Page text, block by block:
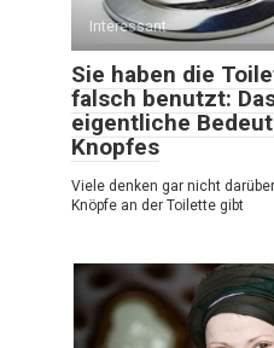
Interessant
Sie haben die
falsch benutzt:
eigentliche
Knopfes
Viele denken gar nicht
Knöpfe an der Toilette gibt